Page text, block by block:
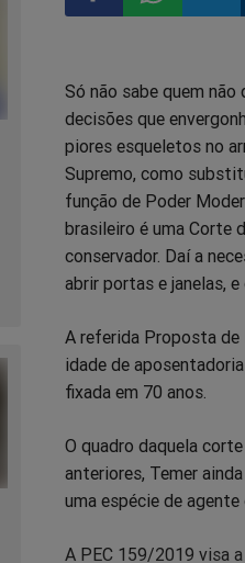
no
Facebook
no
Whatsapp
no
Só não sabe quem
decisões que
piores esqueletos no
Supremo, como
função de Poder
brasileiro é uma Corte
conservador. Daí a
abrir portas e janelas, e
A referida Proposta de
idade de
fixada em 70 anos.
O quadro daquela
anteriores, Temer
uma espécie de agente
A PEC 159/2019 visa